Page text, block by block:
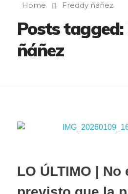
Home Freddy ñáñez
Posts
ñáñez
LO ÚLTIMO | No